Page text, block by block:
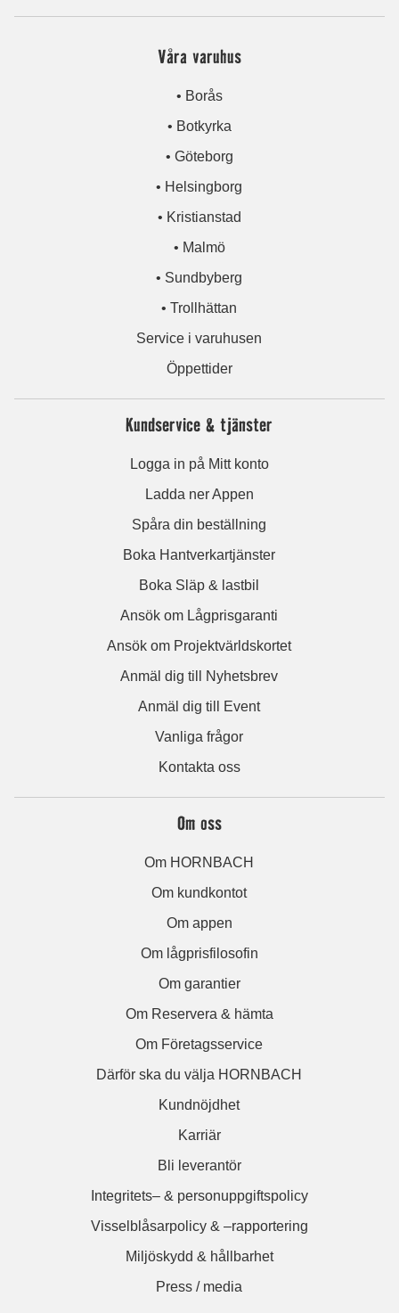
Våra varuhus
• Borås
• Botkyrka
• Göteborg
• Helsingborg
• Kristianstad
• Malmö
• Sundbyberg
• Trollhättan
Service i varuhusen
Öppettider
Kundservice & tjänster
Logga in på Mitt konto
Ladda ner Appen
Spåra din beställning
Boka Hantverkartjänster
Boka Släp & lastbil
Ansök om Lågprisgaranti
Ansök om Projektvärldskortet
Anmäl dig till Nyhetsbrev
Anmäl dig till Event
Vanliga frågor
Kontakta oss
Om oss
Om HORNBACH
Om kundkontot
Om appen
Om lågprisfilosofin
Om garantier
Om Reservera & hämta
Om Företagsservice
Därför ska du välja HORNBACH
Kundnöjdhet
Karriär
Bli leverantör
Integritets– & personuppgiftspolicy
Visselblåsarpolicy & –rapportering
Miljöskydd & hållbarhet
Press / media